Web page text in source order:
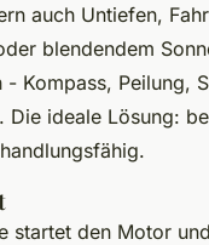
auch Untiefen,
blendendem
Kompass, Peilung,
ideale Lösung:
startet den Motor